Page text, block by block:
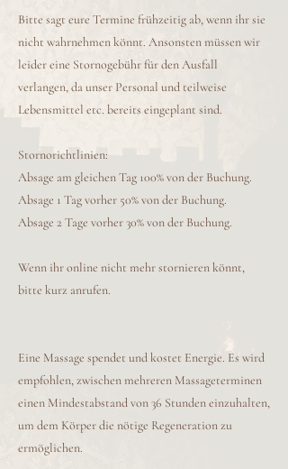
Bitte sagt eure Termine frühzeitig ab, wenn ihr sie
nicht wahrnehmen könnt. Ansonsten müssen wir
leider eine Stornogebühr für den Ausfall
verlangen, da unser Personal und teilweise
Lebensmittel etc. bereits eingeplant sind.
Stornorichtlinien:
Absage am gleichen Tag 100% von der Buchung.
Absage 1 Tag vorher 50% von der Buchung.
Absage 2 Tage vorher 30% von der Buchung.
Wenn ihr online nicht mehr stornieren könnt,
bitte kurz anrufen.
Eine Massage spendet und kostet Energie. Es wird
empfohlen, zwischen mehreren Massageterminen
einen Mindestabstand von 36 Stunden einzuhalten,
um dem Körper die nötige Regeneration zu
ermöglichen.